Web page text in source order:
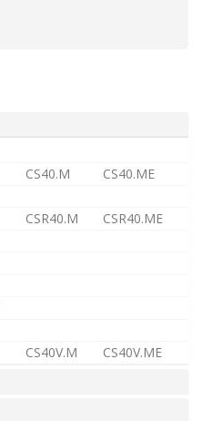
CS40.M
CS40.ME
CSR40.M
CSR40.ME
CS40V.M CS40V.ME